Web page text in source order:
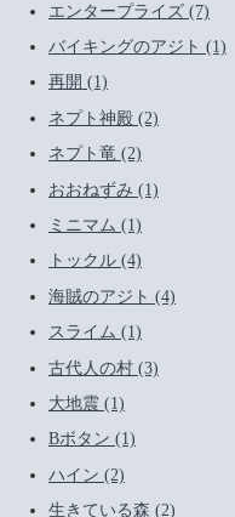
エンタープライズ (7)
バイキングのアジト (1)
再開 (1)
ネプト神殿 (2)
ネプト竜 (2)
おおねずみ (1)
ミニマム (1)
トックル (4)
海賊のアジト (4)
スライム (1)
古代人の村 (3)
大地震 (1)
Bボタン (1)
ハイン (2)
生きている森 (2)